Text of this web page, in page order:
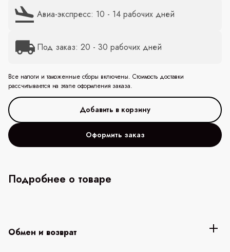
Авиа-экспресс: 10 - 14 рабочих дней
Под заказ: 20 - 30 рабочих дней
Все налоги и таможенные сборы включены. Стоимость доставки
рассчитывается на этапе оформления заказа.
Оформить заказ
Подробнее о товаре
Обмен и возврат